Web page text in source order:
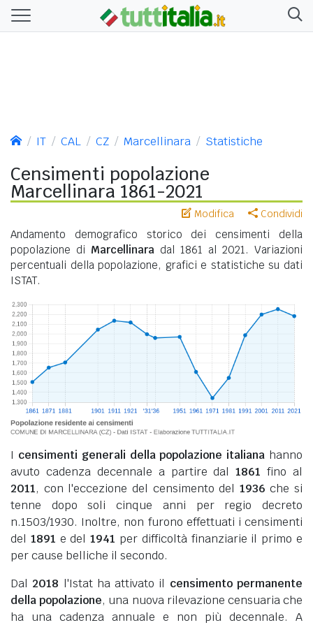
IT CAL CZ Marcellinara Statistiche
Censimenti popolazione
Marcellinara 1861-2021
Modifica Condividi
Andamento demografico storico dei censimenti della
popolazione di Marcellinara dal 1861 al 2021. Variazioni
percentuali della popolazione, grafici e statistiche su dati
ISTAT.
I censimenti generali della popolazione italiana hanno
avuto cadenza decennale a partire dal1861 fino al
2011, con l'eccezione del censimento del 1936 che si
tenne dopo soli cinque anni per regio decreto
n.1503/1930. Inoltre, non furono effettuati i censimenti
del 1891 e del1941 per difficoltà finanziarie il primo e
per cause belliche il secondo.
Dal 2018 l'Istat ha attivato il censimento permanente
della popolazione, una nuova rilevazione censuaria che
ha una cadenza annuale e non più decennale. A